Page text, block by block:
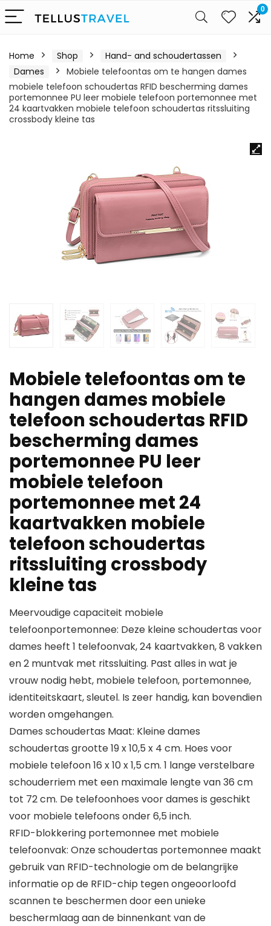
0
Home Shop
Hand- and schoudertassen
Dames
Mobiele telefoontas om te hangen dames
mobiele telefoon schoudertas RFID bescherming dames
portemonnee PU leer mobiele telefoon portemonnee met
24 kaartvakken mobiele telefoon schoudertas ritssluiting
crossbody kleine tas
Mobiele telefoontas om te
hangen dames mobiele
telefoon schoudertas RFID
bescherming dames
portemonnee PU leer
mobiele telefoon
portemonnee met 24
kaartvakken mobiele
telefoon schoudertas
ritssluiting crossbody
kleine tas
Meervoudige capaciteit mobiele
telefoonportemonnee: Deze kleine schoudertas voor
dames heeft 1 telefoonvak, 24 kaartvakken, 8 vakken
en 2 muntvak met ritssluiting. Past alles in wat je
vrouw nodig hebt, mobiele telefoon, portemonnee,
identiteitskaart, sleutel. Is zeer handig, kan bovendien
worden omgehangen.
Dames schoudertas Maat: Kleine dames
schoudertas grootte 19 x 10,5 x 4 cm. Hoes voor
mobiele telefoon 16 x 10 x 1,5 cm. 1 lange verstelbare
schouderriem met een maximale lengte van 36 cm
tot 72 cm. De telefoonhoes voor dames is geschikt
voor mobiele telefoons onder 6,5 inch.
RFID-blokkering portemonnee met mobiele
telefoonvak: Onze schoudertas portemonnee maakt
gebruik van RFID-technologie om de belangrijke
informatie op de RFID-chip tegen ongeoorloofd
scannen te beschermen door een unieke
beschermlaag aan de binnenkant van de